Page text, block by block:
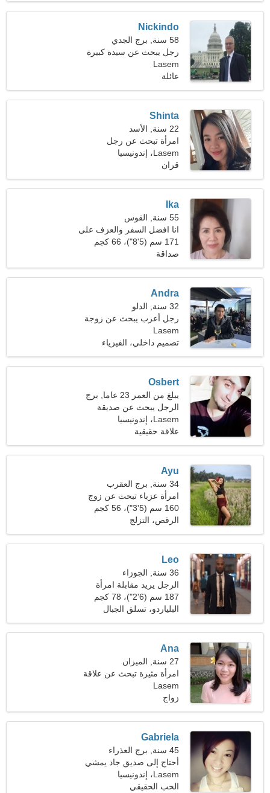
Nickindo
58 سنة, برج الجدي
رجل يبحث عن سيدة كبيرة
46-56
Lasem
عائلة
Shinta
22 سنة, الأسد
امرأة تبحث عن رجل
Lasem، إندونيسيا
قران
Ika
55 سنة, القوس
انا افضل السفر والعزف على
البيانو
171 سم (5'8")، 66 كجم
(145 رطلا)
صداقة
Andra
32 سنة, الدلو
رجل أعزب يبحث عن زوجة
26-28
Lasem
تصميم داخلي، الفيزياء
Osbert
يبلغ من العمر 23 عاما, برج
العذراء
الرجل يبحث عن صديقة
Lasem، إندونيسيا
علاقة حقيقية
Ayu
34 سنة, برج العقرب
امرأة عزباء تبحث عن زوج
38-43
160 سم (5'3")، 56 كجم
(123 رطلا)
الرقص، التزلج
Leo
36 سنة, الجوزاء
الرجل يريد مقابلة امرأة
187 سم (6'2")، 78 كجم
(171 رطلا)
البلياردو، تسلق الجبال
Ana
27 سنة, الميزان
امرأة مثيرة تبحث عن علاقة
Lasem
زواج
Gabriela
45 سنة, برج العذراء
أحتاج إلى صديق جاد يمشي
Lasem، إندونيسيا
الحب الحقيقي